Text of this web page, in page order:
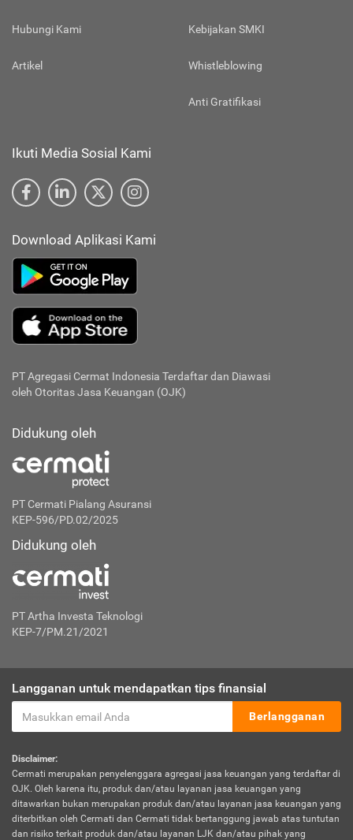
Hubungi Kami
Artikel
Kebijakan SMKI
Whistleblowing
Anti Gratifikasi
Ikuti Media Sosial Kami
Download Aplikasi Kami
PT Agregasi Cermat Indonesia Terdaftar dan Diawasi
oleh Otoritas Jasa Keuangan (OJK)
Didukung oleh
PT Cermati Pialang Asuransi
KEP-596/PD.02/2025
Didukung oleh
PT Artha Investa Teknologi
KEP-7/PM.21/2021
Langganan untuk mendapatkan tips finansial
Berlangganan
Disclaimer:
Cermati merupakan penyelenggara agregasi jasa keuangan yang terdaftar di
OJK. Oleh karena itu, produk dan/atau layanan jasa keuangan yang
ditawarkan bukan merupakan produk dan/atau layanan jasa keuangan yang
diterbitkan oleh Cermati dan Cermati tidak bertanggung jawab atas tuntutan
dan risiko terkait produk dan/atau layanan LJK dan/atau pihak yang